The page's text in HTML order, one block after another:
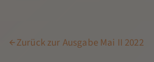
Zurück zur Ausgabe Mai II 2022